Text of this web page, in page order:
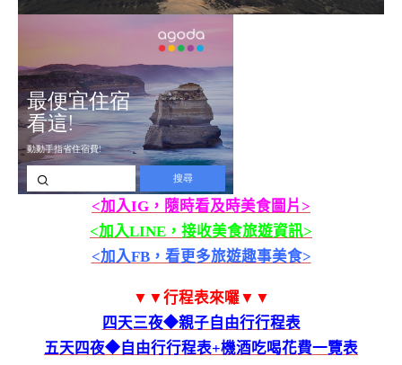
<加入IG，隨時看及時美食圖片>
<加入LINE，接收美食旅遊資訊>
<加入FB，看更多旅遊趣事美食>
▼▼行程表來囉▼▼
四天三夜◆親子自由行行程表
五天四夜◆自由行行程表+機酒吃喝花費一覽表